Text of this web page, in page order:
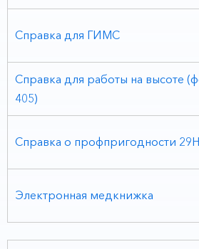
Справка для ГИМС
Справка для работы на высоте
405)
Справка о профпригодности 29Н
Электронная медкнижка